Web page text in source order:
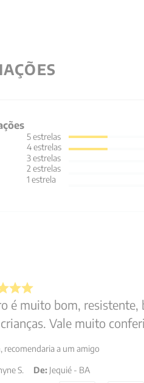
5estrelas
4estrelas
3estrelas
2 estrelas
1 estrela
é muito bom, resistente,
Vale muito
recomendaria a um amigo
S. De: Jequié - BA